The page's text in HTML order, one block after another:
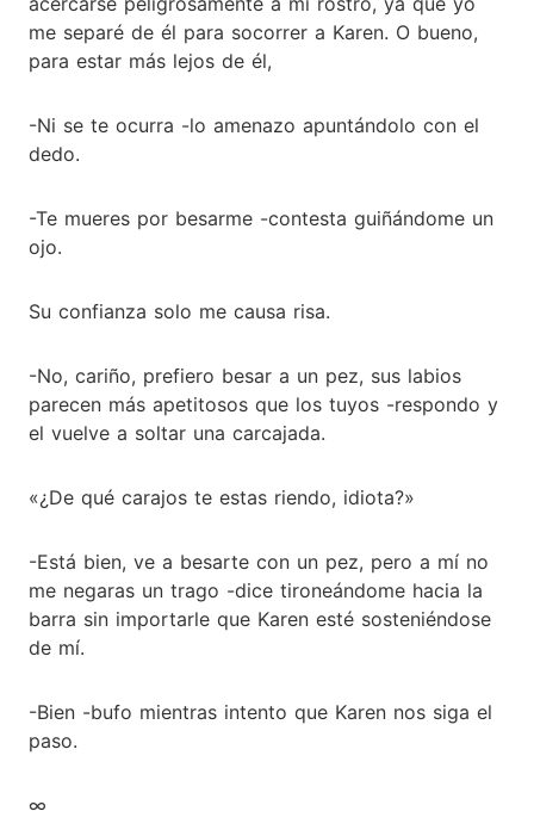
me separé de él para socorrer a Karen. O bueno,
para estar más lejos de él,
-Ni se te ocurra -lo amenazo apuntándolo con el
dedo.
-Te mueres por besarme -contesta guiñándome un
ojo.
Su confianza solo me causa risa.
-No, cariño, prefiero besar a un pez, sus labios
parecen más apetitosos que los tuyos -respondo y
el vuelve a soltar una carcajada.
«¿De qué carajos te estas riendo, idiota?»
-Está bien, ve a besarte con un pez, pero a mí no
me negaras un trago -dice tironeándome hacia la
barra sin importarle que Karen esté sosteniéndose
de mí.
-Bien -bufo mientras intento que Karen nos siga el
paso.
∞